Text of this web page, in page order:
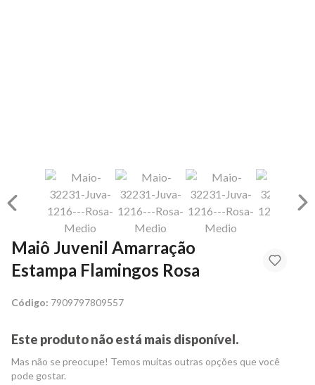
Maiô Juvenil Amarração
Estampa Flamingos Rosa
Código: 7909797809557
Este produto não está mais disponível.
Mas não se preocupe! Temos muitas outras opções que você
pode gostar.